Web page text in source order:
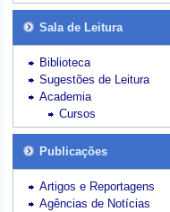
Sala de Leitura
Biblioteca
Sugestões de Leitura
Academia
Cursos
Publicações
Artigos e Reportagens
Agências de Notícias